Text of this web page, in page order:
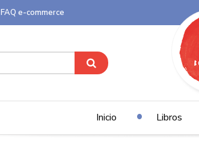
FAQ e-commerce
Inicio Libros